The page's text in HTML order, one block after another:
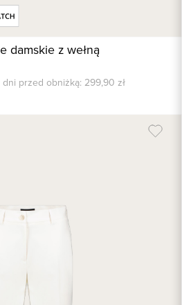
damskie z wełną
przed obniżką: 299,90 zł